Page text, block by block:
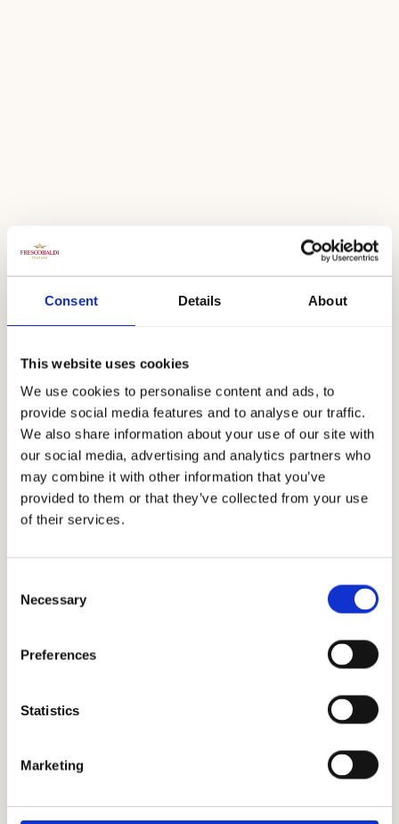
Consent Details About
This website uses cookies
We use cookies to personalise content and ads, to
provide social media features and to analyse our traffic.
We also share information about your use of our site with
our social media, advertising and analytics partners who
may combine it with other information that you’ve
provided to them or that they’ve collected from your use
of their services.
Selection
Necessary
Preferences
Statistics
Marketing
Albizzia
Denominazione
raffinato, con profumi che spaziano dagli agrumi alle note
tropicali. Ottimo come aperitivo, è un vino ideale per un
consumo quotidiano.
Download
Andamento
climatico